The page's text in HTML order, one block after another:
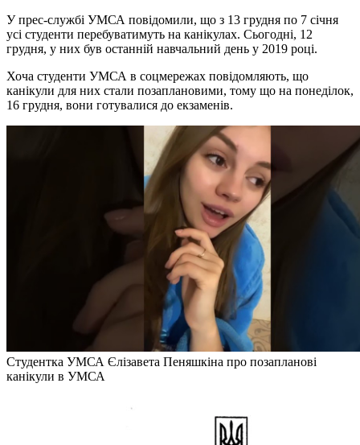
У прес-службі УМСА повідомили, що з 13 грудня по 7 січня
усі студенти перебуватимуть на канікулах. Сьогодні, 12
грудня, у них був останній навчальний день у 2019 році.
Хоча студенти УМСА в соцмережах повідомляють, що
канікули для них стали позаплановими, тому що на понеділок,
16 грудня, вони готувалися до екзаменів.
Студентка УМСА Єлізавета Пеняшкіна про позапланові
канікули в УМСА